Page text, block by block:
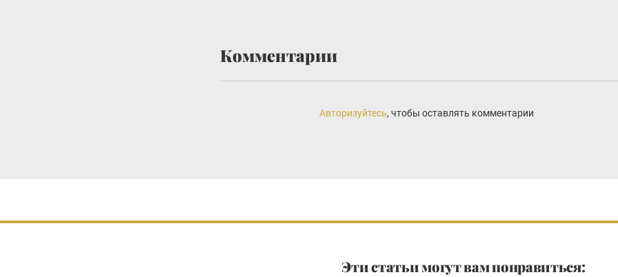
Комментарии
Авторизуйтесь, чтобы оставлять комментарии
Эти статьи могут вам понравиться: